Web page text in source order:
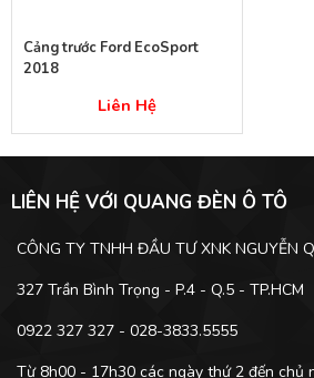
Cảng trước Ford EcoSport
2018
Liên Hệ
LIÊN HỆ VỚI QUANG ĐÈN Ô TÔ
CÔNG TY TNHH ĐẦU TƯ XNK NGUYỄN
327 Trần Bình Trọng - P.4 - Q.5 - TP.HCM
0922 327 327 - 028-3833.5555
Từ 8h00 - 17h30 các ngày thứ 2 đến chủ